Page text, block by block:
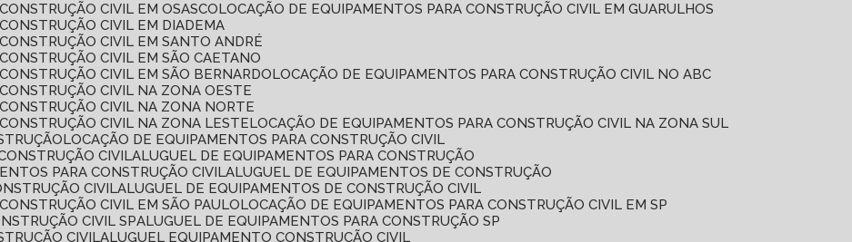
CIVIL EM OSASCO LOCAÇÃO DE EQUIPAMENTOS PARA CONSTRUÇÃO CIVIL EM GUARULHOS
CIVIL EM DIADEMA
CIVIL EM SANTO ANDRÉ
CIVIL EM SÃO CAETANO
CIVIL EM SÃO BERNARDO LOCAÇÃO DE EQUIPAMENTOS PARA CONSTRUÇÃO CIVIL NO ABC
CIVIL NA ZONA OESTE
CIVIL NA ZONA NORTE
CIVIL NA ZONA LESTE LOCAÇÃO DE EQUIPAMENTOS PARA CONSTRUÇÃO CIVIL NA ZONA SUL
LOCAÇÃO DE EQUIPAMENTOS PARA CONSTRUÇÃO CIVIL
CIVIL ALUGUEL DE EQUIPAMENTOS PARA CONSTRUÇÃO
PARA CONSTRUÇÃO CIVIL ALUGUEL DE EQUIPAMENTOS DE CONSTRUÇÃO
CIVIL ALUGUEL DE EQUIPAMENTOS DE CONSTRUÇÃO CIVIL
CIVIL EM SÃO PAULO LOCAÇÃO DE EQUIPAMENTOS PARA CONSTRUÇÃO CIVIL EM SP
CIVIL SP ALUGUEL DE EQUIPAMENTOS PARA CONSTRUÇÃO SP
CIVIL ALUGUEL EQUIPAMENTO CONSTRUÇÃO CIVIL